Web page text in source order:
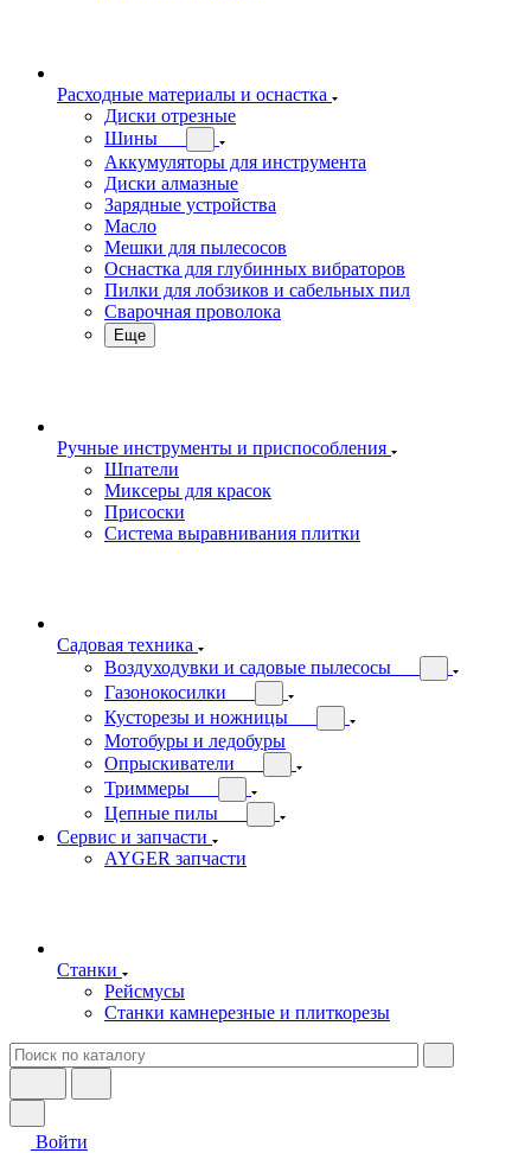
Расходные материалы и оснастка
Диски отрезные
Шины
Аккумуляторы для инструмента
Диски алмазные
Зарядные устройства
Масло
Мешки для пылесосов
Оснастка для глубинных вибраторов
Пилки для лобзиков и сабельных пил
Сварочная проволока
Еще
Ручные инструменты и приспособления
Шпатели
Миксеры для красок
Присоски
Система выравнивания плитки
Садовая техника
Воздуходувки и садовые пылесосы
Газонокосилки
Кусторезы и ножницы
Мотобуры и ледобуры
Опрыскиватели
Триммеры
Цепные пилы
Сервис и запчасти
AYGER запчасти
Станки
Рейсмусы
Станки камнерезные и плиткорезы
Войти